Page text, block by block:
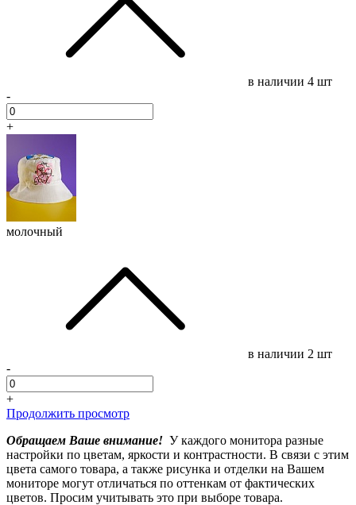
в наличии 4 шт
-
+
молочный
в наличии 2 шт
-
+
Продолжить просмотр
Обращаем Ваше внимание! У каждого монитора разные
настройки по цветам, яркости и контрастности. В связи с этим
цвета самого товара, а также рисунка и отделки на Вашем
мониторе могут отличаться по оттенкам от фактических
цветов. Просим учитывать это при выборе товара.